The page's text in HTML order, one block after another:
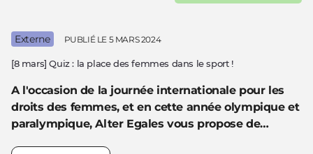
[8 mars] Quiz : la place des femmes dans le sport !
A l'occasion de la journée internationale pour les
droits des femmes, et en cette annéeolympiqueet
paralympique, Alter Egales vous propose de…
Externe PUBLIÉ LE 5 MARS 2024